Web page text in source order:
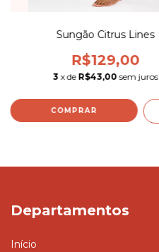
Sungão Citrus Lines
R$129,00
3 x de R$43,00 sem juros
COMPRAR
Departamentos
Início